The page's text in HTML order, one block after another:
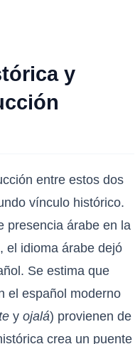
y
entre estos dos
vínculo histórico.
presencia árabe en la
el idioma árabe dejó
Se estima que
el español moderno
y ojalá) provienen de
crea un puente